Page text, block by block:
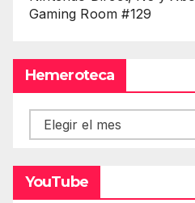
Gaming Room #129
Hemeroteca
Hemeroteca
YouTube